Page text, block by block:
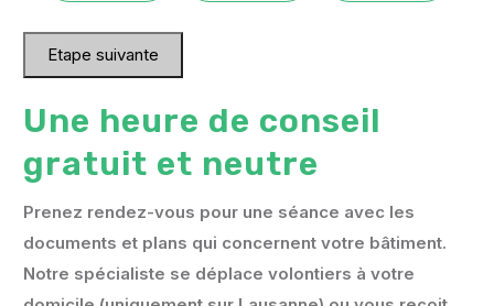
Etape suivante
Une heure de conseil
gratuit et neutre
Prenez rendez-vous pour une séance avec les
documents et plans qui concernent votre bâtiment.
Notre spécialiste se déplace volontiers à votre